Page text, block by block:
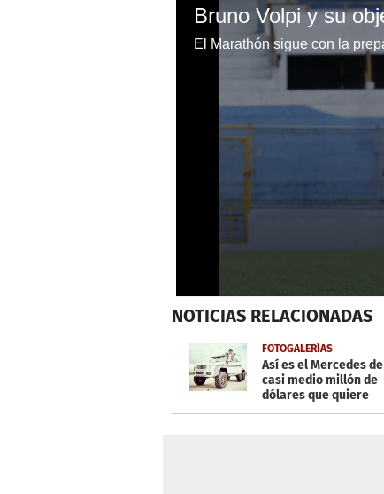
seconds
51
secondsVolume
0%
NOTICIAS RELACIONADAS
FOTOGALERÍAS
Así es el Mercedes de
casi medio millón de
dólares que quiere
Lewis Hamilton